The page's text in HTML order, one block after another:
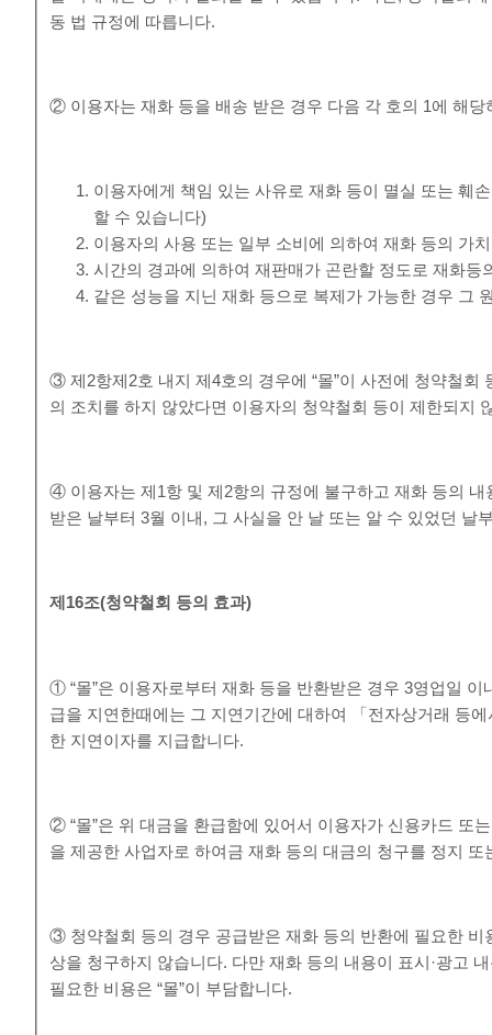
동 법 규정에 따릅니다.
② 이용자는 재화 등을 배송 받은 경우 다음 각 호의 1에 해
이용자에게 책임 있는 사유로 재화 등이 멸실 또는 훼
할 수 있습니다)
이용자의 사용 또는 일부 소비에 의하여 재화 등의 가
시간의 경과에 의하여 재판매가 곤란할 정도로 재화등
같은 성능을 지닌 재화 등으로 복제가 가능한 경우 그
③ 제2항제2호 내지 제4호의 경우에 “몰”이 사전에 청약철
의 조치를 하지 않았다면 이용자의 청약철회 등이 제한되지
④ 이용자는 제1항 및 제2항의 규정에 불구하고 재화 등의
받은 날부터 3월 이내, 그 사실을 안 날 또는 알 수 있었던 날
제 16조(청약철회 등의 효과)
① “몰”은 이용자로부터 재화 등을 반환받은 경우 3영업일
급을 지연한때에는 그 지연기간에 대하여 「전자상거래 등
한 지연이자를 지급합니다.
② “몰”은 위 대금을 환급함에 있어서 이용자가 신용카드 또
을 제공한 사업자로 하여금 재화 등의 대금의 청구를 정지
③ 청약철회 등의 경우 공급받은 재화 등의 반환에 필요한 비
상을 청구하지 않습니다. 다만 재화 등의 내용이 표시·광고
필요한 비용은 “몰”이 부담합니다.